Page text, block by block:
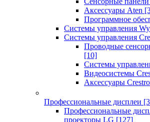
Аксессуары Aten
Программное
Системы управления
Системы управления
Проводные
[10]
Системы
Видеосистемы
Аксессуары
Профессиональные дисплеи
Профессиональные
проекторы LG [127]